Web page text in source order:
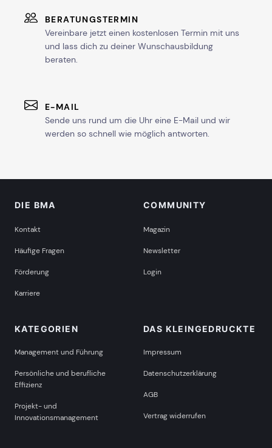
BERATUNGSTERMIN
Vereinbare jetzt einen kostenlosen Termin mit uns
und lass dich zu deiner Wunschausbildung
beraten.
E-MAIL
Sende uns rund um die Uhr eine E-Mail und wir
werden so schnell wie möglich antworten.
DIE BMA
Kontakt
Häufige Fragen
Förderung
Karriere
COMMUNITY
Magazin
Newsletter
Login
KATEGORIEN
Management und Führung
Persönliche und berufliche
Effizienz
Projekt- und
Innovationsmanagement
DAS KLEINGEDRUCKTE
Impressum
Datenschutzerklärung
AGB
Vertrag widerrufen